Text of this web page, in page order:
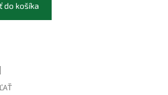
do košíka